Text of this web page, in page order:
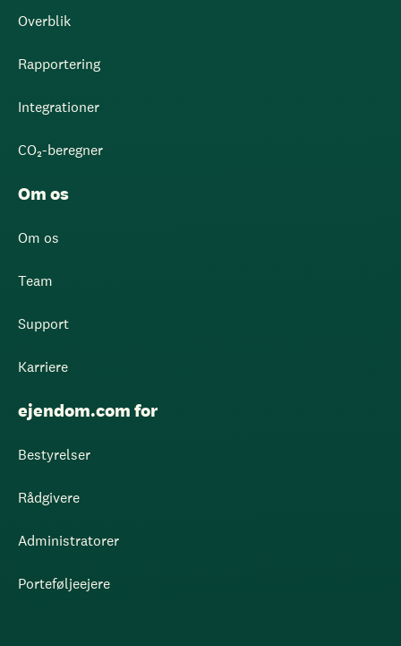
Overblik
Rapportering
Integrationer
CO₂-beregner
Om os
Om os
Team
Support
Karriere
ejendom.com for
Bestyrelser
Rådgivere
Administratorer
Porteføljeejere